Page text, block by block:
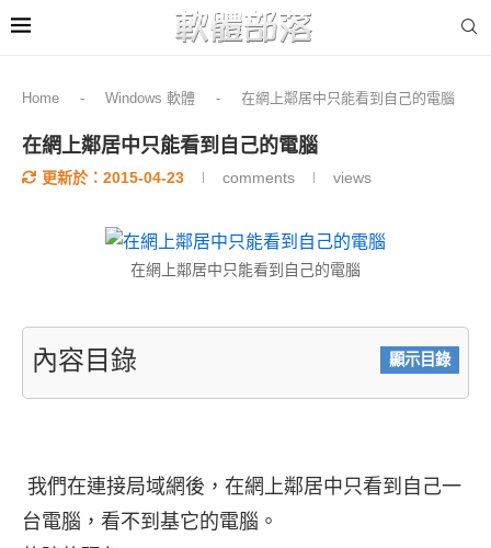
Home - Windows 軟體 - 在網上鄰居中只能看到自己的電腦
在網上鄰居中只能看到自己的電腦
更新於： 2015-04-23 comments views
在網上鄰居中只能看到自己的電腦
內容目錄 顯示目錄
我們在連接局域網後，在網上鄰居中只看到自己一
台電腦，看不到基它的電腦。